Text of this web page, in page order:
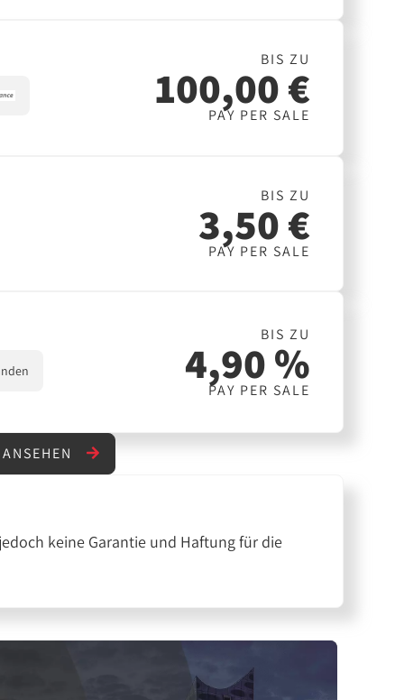
BIS ZU
100,00 €
PAY PER SALE
BIS ZU
3,50 €
PAY PER SALE
BIS ZU
4,90 %
PAY PER SALE
keine Garantie und Haftung für die